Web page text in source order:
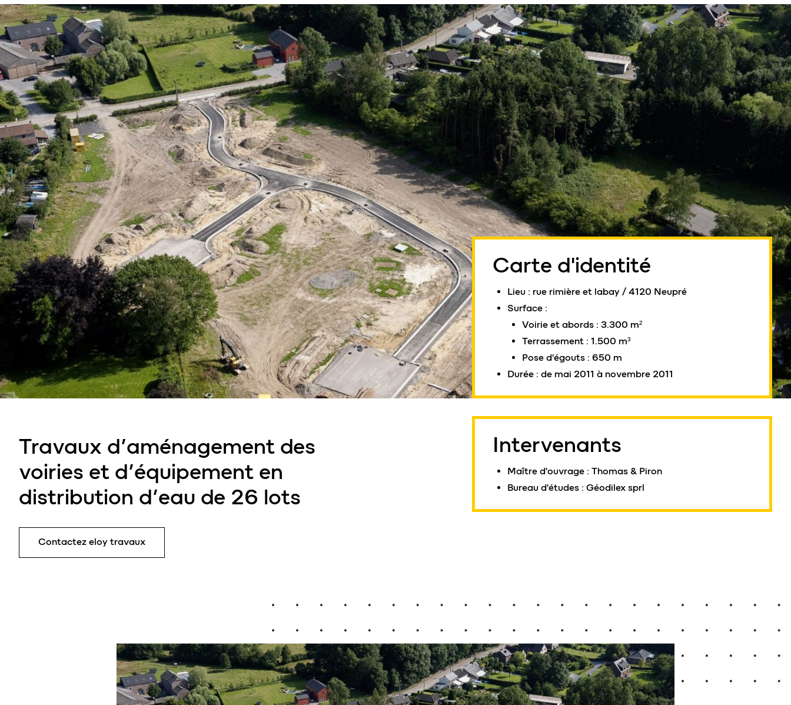
Travaux d’aménagement des
voiries et d’équipement en
distribution d’eau de 26 lots
Contactez eloy travaux
Carte d'identité
Lieu : rue rimière et labay / 4120 Neupré
Surface :
Voirie et abords : 3.300 m²
Terrassement : 1.500 m³
Pose d'égouts : 650 m
Durée : de mai 2011 à novembre 2011
Intervenants
Maître d'ouvrage : Thomas & Piron
Bureau d'études : Géodilex sprl